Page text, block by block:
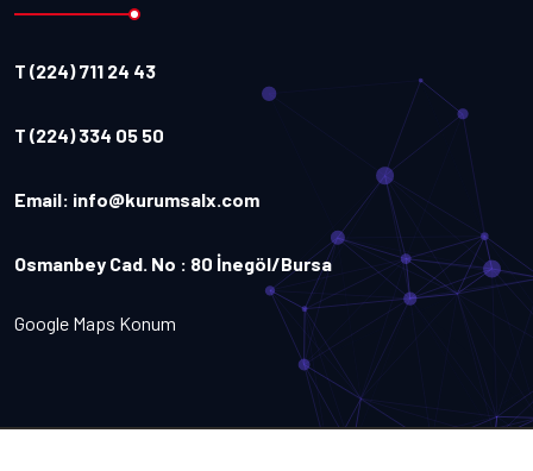
T (224) 711 24 43
T (224) 334 05 50
Email: info@kurumsalx.com
Osmanbey Cad. No : 80 İnegöl/Bursa
Google Maps Konum